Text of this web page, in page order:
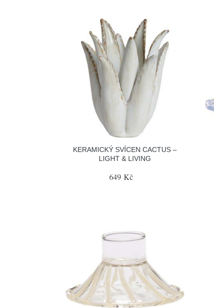
KERAMICKÝ SVÍCEN CACTUS –
LIGHT & LIVING
649 Kč